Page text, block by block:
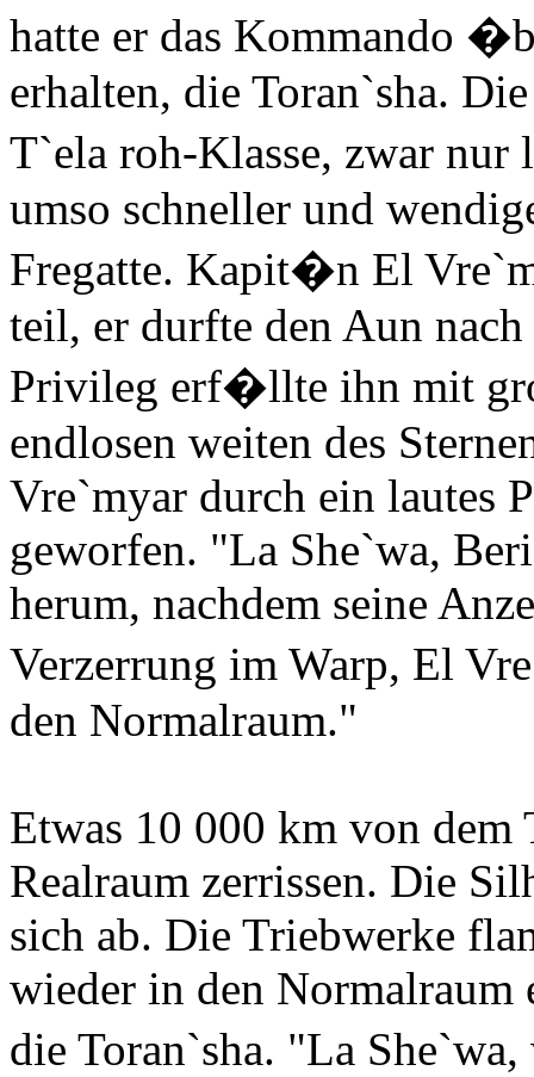
hatte er das Kommando
erhalten, die Toran`sha.
T`ela roh-Klasse, zwar
umso schneller und
Fregatte. Kapit�n El
teil, er durfte den Aun
Privileg erf�llte ihn mit
endlosen weiten des
Vre`myar durch ein lautes
geworfen. "La She`wa,
herum, nachdem seine
Verzerrung im Warp, El
den Normalraum."
Etwas 10 000 km von
Realraum zerrissen. Die
sich ab. Die Triebwerke
wieder in den Normalraum
die Toran`sha. "La